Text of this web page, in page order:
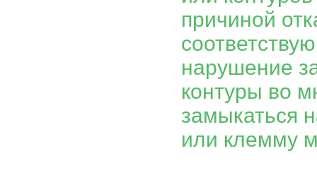
причиной
нарушение
контуры во
замыкаться
или клемму